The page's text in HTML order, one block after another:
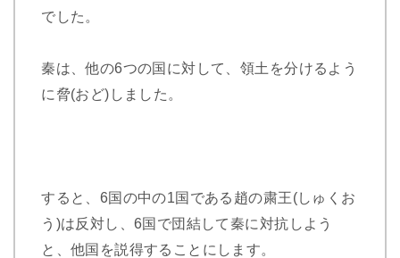
でした。
秦は、他の6つの国に対して、領土を分けるよう
に脅(おど)しました。
すると、6国の中の1国である趙の粛王(しゅくお
う)は反対し、6国で団結して秦に対抗しよう
と、他国を説得することにします。